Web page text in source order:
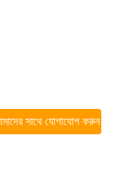
সাথে যোগাযোগ করুন